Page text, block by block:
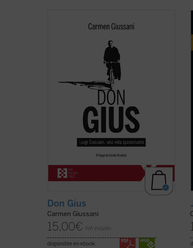
Editado por Carmen Giussani, el libro
testimonios de personas que, a largo de
su vida, compartieron un tramo de
camino con él. Un libro único y precioso
que, con motivo del centenario del
nacimiento del fundador de ...
Don Gius
Carmen Giussani
15,00€ IVA incluido
disponible en ebook: